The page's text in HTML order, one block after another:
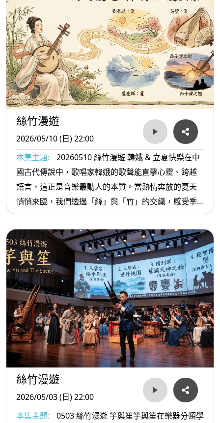
節目第一部分【晚安，音樂故事館】以楊玉環的故事為主
軸，連續三集述說她與唐明皇的音樂傳奇。本集特別聚焦
《霓裳羽衣曲》的結構與舞蹈服飾：散序、中序、曲破三大
部分，從自由節奏的仙境氛圍，到莊嚴華美的宮廷舞姿，再
到高潮收束的尾聲，完整展現唐代大曲的宏偉。舞者身著霓
裳與羽衣，彩虹般的雲霞綢衣與輕盈羽服，營造出超凡脫俗
的仙境意象。雖然原曲在安史之亂後散佚，但透過敦煌樂譜
與日本存唐譜的重建，今日我們仍能感受其藝術餘韻。
第二部分則呼應三月「女性之月」的策劃，推出【聽見繆
斯】系列，介紹女性作曲家的作品。李慧的《春分之音》以
打擊室內樂描繪陰陽調和、萬物復甦的節氣意象，象徵疫情
後的再生與希望；姜瑩的《絲綢之路》則融合西域音樂元素
與民族管弦樂編制，展現多元文化交流的壯麗景象。這些作
品與古代的《霓裳羽衣曲》相互呼應，既延續了音樂的文學
性與文化性，也彰顯女性創作者在當代舞台上的光彩。
【Let’s listening to and enjoy】
In this episode, let’s celebrate both the legendary Tang
court music and the spirit of Women’s Month. we visit
the tale of Yang Yuhuan 楊玉環and Emperor Xuanzong
唐明皇through the masterpiece The Song of the
Rainbow Skirt and Feathered Coat. 霓裳曲Far more than
a romantic legend, their partnership reflects the
flourishing of Tang music culture, supported by
institutions such as the Imperial Music Bureau 教坊and
the Pear Garden梨園. I would like to highlight 楊玉環's
artistry as a pipa virtuoso and dancer, alongside唐明皇
絲竹漫遊
2026/05/10 (日) 22:00
本集主題:
20260510 絲竹漫遊 韓娥 & 立夏快樂在中
國古代傳說中，歌唱家韓娥的歌聲能直擊心靈、跨越
語言，這正是音樂最動人的本質。當熱情奔放的夏天
悄悄來臨，我們透過「絲」與「竹」的交織，感受季
節更迭與自然心境的投射，開啟一場傳統音樂的漫
遊，探索傳統文化中的自然意象。
絲竹漫遊
2026/05/03 (日) 22:00
本集主題:
0503 絲竹漫遊 竽與笙竽與笙在樂器分類學